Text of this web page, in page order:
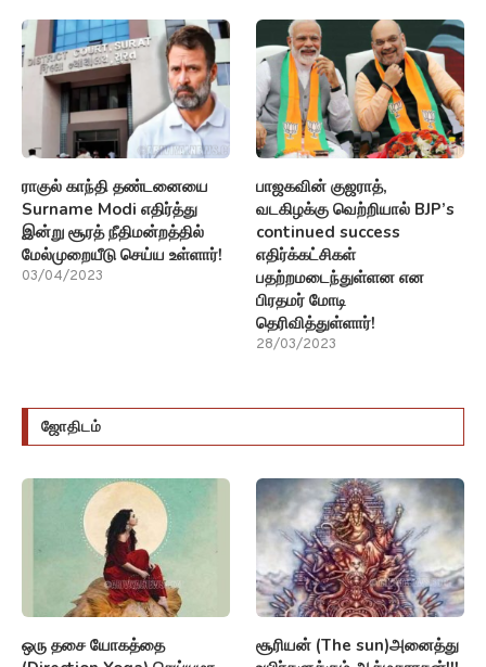
ராகுல் காந்தி தண்டனையை
Surname Modi எதிர்த்து
இன்று சூரத் நீதிமன்றத்தில்
மேல்முறையீடு செய்ய உள்ளார்!
03/04/2023
பாஜகவின் குஜராத்,
வடகிழக்கு வெற்றியால் BJP’s
continued success
எதிர்க்கட்சிகள்
பதற்றமடைந்துள்ளன என
பிரதமர் மோடி
தெரிவித்துள்ளார்!
28/03/2023
ஜோதிடம்
ஒரு தசை யோகத்தை
சூரியன் (The sun)அனைத்து